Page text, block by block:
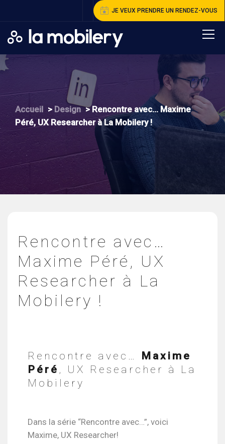
JE VEUX PRENDRE UN RENDEZ-VOUS
Accueil > Design >Rencontre avec… Maxime
Péré, UX Researcher à La Mobilery !
Rencontre avec…
Maxime Péré, UX
Researcher à La
Mobilery !
Rencontre avec… Maxime
Péré , UX Researcher à La
Mobilery
Dans la série “Rencontre avec…”, voici
Maxime, UX Researcher!